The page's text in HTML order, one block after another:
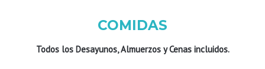
COMIDAS
Todos los Desayunos, Almuerzos y Cenas incluidos.